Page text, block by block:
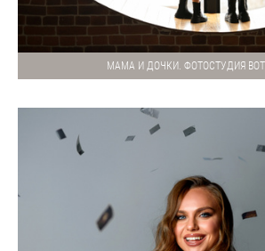
МАМА И ДОЧКИ. ФОТОСТУДИЯ